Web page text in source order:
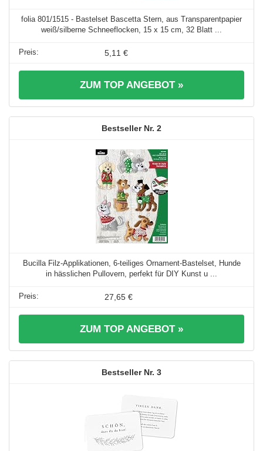
folia 801/1515 - Bastelset Bascetta Stern, aus Transparentpapier
weiß/silberne Schneeflocken, 15 x 15 cm, 32 Blatt ...
5,11 €
ZUM TOP ANGEBOT »
2
Bucilla Filz-Applikationen, 6-teiliges Ornament-Bastelset, Hunde
in hässlichen Pullovern, perfekt für DIY Kunst u ...
27,65 €
ZUM TOP ANGEBOT »
3